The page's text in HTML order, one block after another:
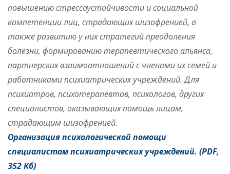
повышению стрессоустойчивости и социальной
компетенции лиц, страдающих шизофренией, а
также развитию у них стратегий преодоления
болезни, формированию терапевтического альянса,
партнерских взаимоотношений с членами их семей и
работниками психиатрических учреждений. Для
психиатров, психотерапевтов, психологов, других
специалистов, оказывающих помощь лицам,
страдающим шизофренией.
Организация психологической помощи
специалистам психиатрических учреждений. (PDF,
352 Кб)